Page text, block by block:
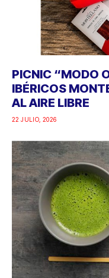
PICNIC “MODO
IBÉRICOS
AL AIRE LIBRE
22 JULIO, 2026